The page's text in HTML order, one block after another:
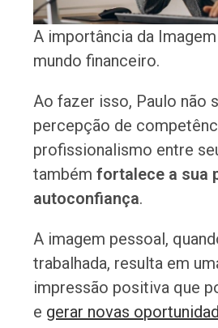
A importância da
mundo financeiro.
Ao fazer isso, Paulo não
percepção de
profissionalismo entre
tambémfortalece a sua
autoconfiança.
A imagem pessoal,
trabalhada, resulta em
impressão positiva que
e gerar novas